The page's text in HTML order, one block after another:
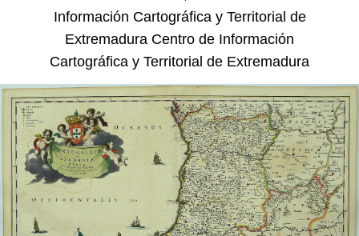
Información Cartográfica y Territorial de
Extremadura Centro de Información
Cartográfica y Territorial de Extremadura